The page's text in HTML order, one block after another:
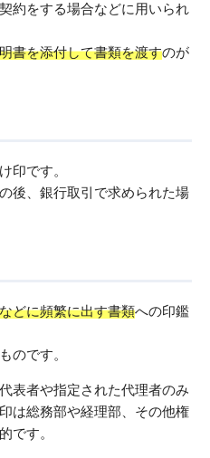
約をする場合などに用いられ
書を添付して書類を渡すのが
印です。
後、銀行取引で求められた場
どに頻繁に出す書類への印鑑
のです。
表者や指定された代理者のみ
は総務部や経理部、その他権
です。